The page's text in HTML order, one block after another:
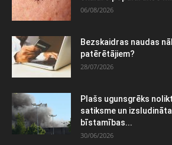
06/08/2026
Bezskaidras naudas
patērētājiem?
28/07/2026
Plašs ugunsgrēks
satiksme un
bīstamības...
30/06/2026